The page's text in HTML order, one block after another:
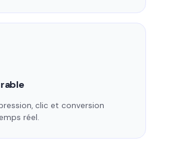
clic et conversion
réel.